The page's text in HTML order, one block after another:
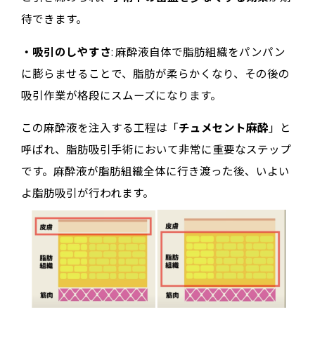
待できます。
・吸引のしやすさ: 麻酔液自体で脂肪組織をパンパン
に膨らませることで、脂肪が柔らかくなり、その後の
吸引作業が格段にスムーズになります。
この麻酔液を注入する工程は「チュメセント麻酔 」と
呼ばれ、脂肪吸引手術において非常に重要なステップ
です。麻酔液が脂肪組織全体に行き渡った後、いよい
よ脂肪吸引が行われます。